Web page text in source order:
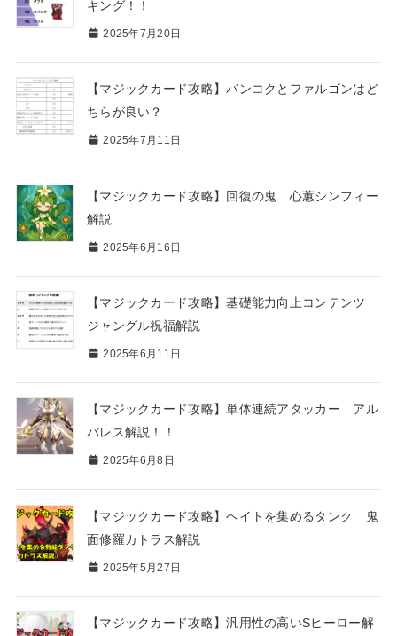
キング！！
2025年7月20日
【マジックカード攻略】バンコクとファルゴンはど
ちらが良い？
2025年7月11日
【マジックカード攻略】回復の鬼 心蕙シンフィー
解説
2025年6月16日
【マジックカード攻略】基礎能力向上コンテンツ
ジャングル祝福解説
2025年6月11日
【マジックカード攻略】単体連続アタッカー アル
バレス解説！！
2025年6月8日
【マジックカード攻略】ヘイトを集めるタンク 鬼
面修羅カトラス解説
2025年5月27日
【マジックカード攻略】汎用性の高いSヒーロー解